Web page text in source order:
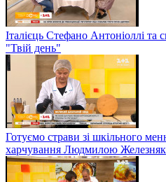
Італієць Стефано Антоніоллі та
"Твій день"
Готуємо страви зі шкільного
харчування Людмилою Железняк